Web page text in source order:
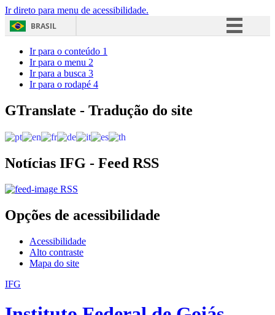
Ir direto para menu de acessibilidade.
BRASIL
Acesso à informação
Ir para o conteúdo 1
Ir para o menu 2
Ir para a busca 3
Ir para o rodapé 4
GTranslate - Tradução do site
Notícias IFG - Feed RSS
RSS
Opções de acessibilidade
Acessibilidade
Alto contraste
Mapa do site
IFG